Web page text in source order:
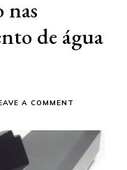
de água
A COMMENT
TUBO
PVC